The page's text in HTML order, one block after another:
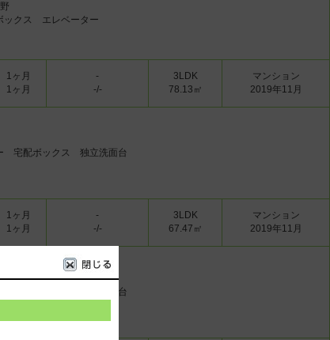
クス エレベーター
1ヶ月
1ヶ月
-
-/-
3LDK
78.13㎡
マンション
2019年11月
宅配ボックス 独立洗面台
1ヶ月
1ヶ月
-
-/-
3LDK
67.47㎡
マンション
2019年11月
宅配ボックス 独立洗面台